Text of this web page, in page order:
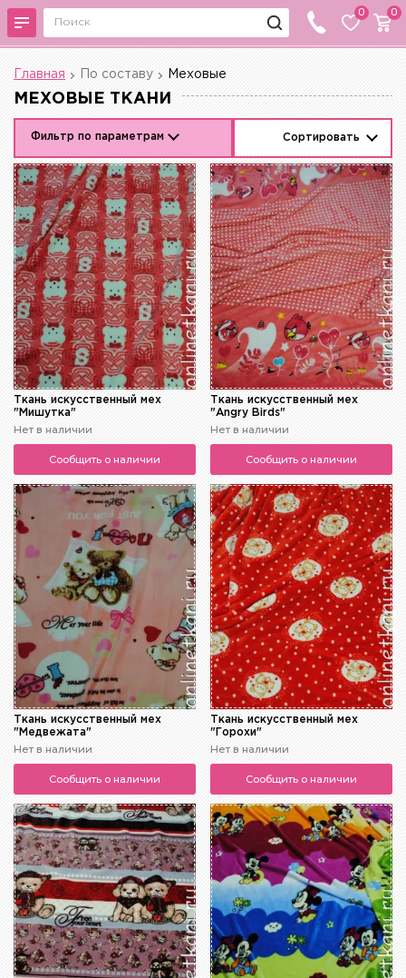
0 0
Главная По составу Меховые
МЕХОВЫЕ ТКАНИ
Фильтр по параметрам Сортировать
Ткань искусственный мех
"Мишутка"
Нет в наличии
Сообщить о наличии
Ткань искусственный мех
"Angry Birds"
Нет в наличии
Сообщить о наличии
Ткань искусственный мех
"Медвежата"
Нет в наличии
Сообщить о наличии
Ткань искусственный мех
"Горохи"
Нет в наличии
Сообщить о наличии